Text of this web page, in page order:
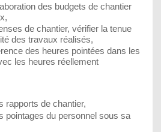
des budgets de chantier
de chantier, vérifier la tenue
des travaux réalisés,
des heures pointées dans les
les heures réellement
de chantier,
du personnel sous sa